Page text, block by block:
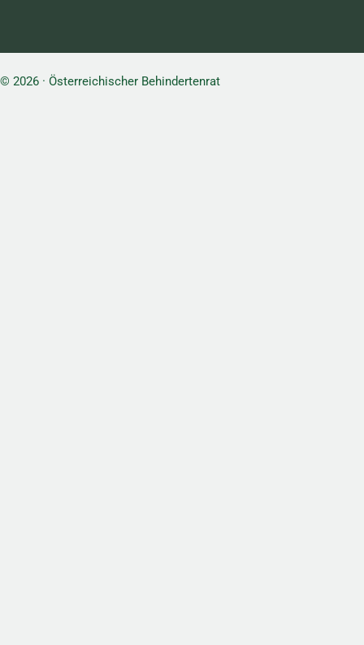
© 2026 · Österreichischer Behindertenrat